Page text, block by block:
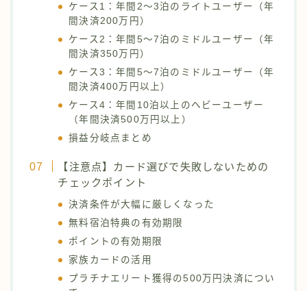
ケース1：年間2〜3泊のライトユーザー（年
間決済200万円）
ケース2：年間5〜7泊のミドルユーザー（年
間決済350万円）
ケース3：年間5〜7泊のミドルユーザー（年
間決済400万円以上）
ケース4：年間10泊以上のヘビーユーザー
（年間決済500万円以上）
損益分岐点まとめ
【注意点】カード選びで失敗しないための
チェックポイント
決済条件が大幅に厳しくなった
無料宿泊特典の有効期限
ポイントの有効期限
家族カードの活用
プラチナエリート獲得の500万円決済につい